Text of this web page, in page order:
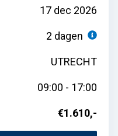
17 dec 2026
2 dagen
UTRECHT
09:00 - 17:00
€1.610,-